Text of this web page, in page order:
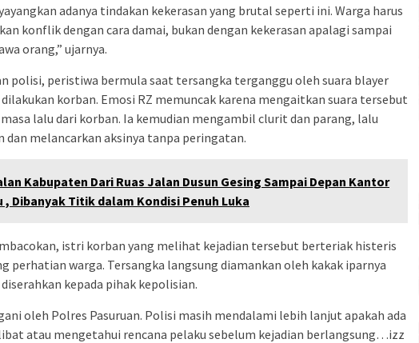
adanya tindakan kekerasan yang brutal seperti ini. Warga harus
konflik dengan cara damai, bukan dengan kekerasan apalagi sampai
orang,” ujarnya.
polisi, peristiwa bermula saat tersangka terganggu oleh suara blayer
korban. Emosi RZ memuncak karena mengaitkan suara tersebut
lalu dari korban. Ia kemudian mengambil clurit dan parang, lalu
dan melancarkan aksinya tanpa peringatan.
Kabupaten Dari Ruas Jalan Dusun Gesing Sampai Depan Kantor
, Dibanyak Titik dalam Kondisi Penuh Luka
istri korban yang melihat kejadian tersebut berteriak histeris
perhatian warga. Tersangka langsung diamankan oleh kakak iparnya
kepada pihak kepolisian.
oleh Polres Pasuruan. Polisi masih mendalami lebih lanjut apakah ada
atau mengetahui rencana pelaku sebelum kejadian berlangsung…izz